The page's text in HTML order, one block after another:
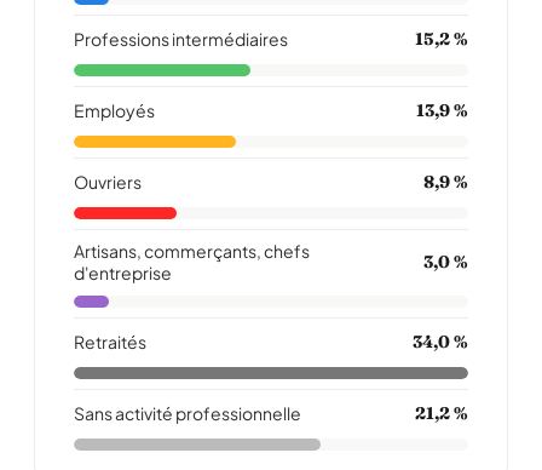
Professions intermédiaires 15,2 %
Employés 13,9 %
Ouvriers 8,9 %
Artisans, commerçants, chefs
d'entreprise
3,0 %
Retraités 34,0 %
Sans activité professionnelle 21,2 %